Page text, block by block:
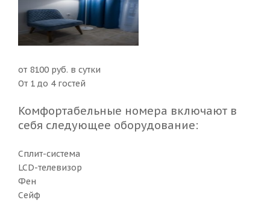
от 8100 руб. в сутки
От 1 до 4 гостей
Комфортабельные номера включают в
себя следующее оборудование:
Сплит-система
LCD-телевизор
Фен
Сейф